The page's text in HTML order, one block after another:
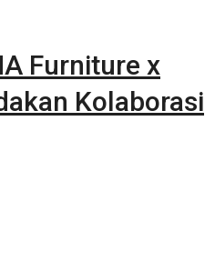
Furniture x
Kolaborasi